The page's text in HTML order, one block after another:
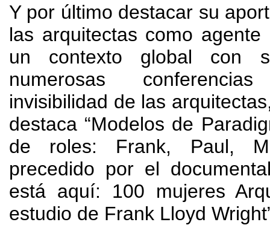
Y por último destacar su
las arquitectas como
un contexto global con
numerosas
invisibilidad de las arquitectas
destaca “Modelos de
de roles: Frank, Paul,
precedido por el
está aquí: 100 mujeres
estudio de Frank Lloyd